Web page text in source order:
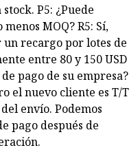
P5: ¿Puede
MOQ? R5: Sí,
un recargo por lotes de
entre 80 y 150 USD
pago de su empresa?
el nuevo cliente es T/T
envío. Podemos
pago después de